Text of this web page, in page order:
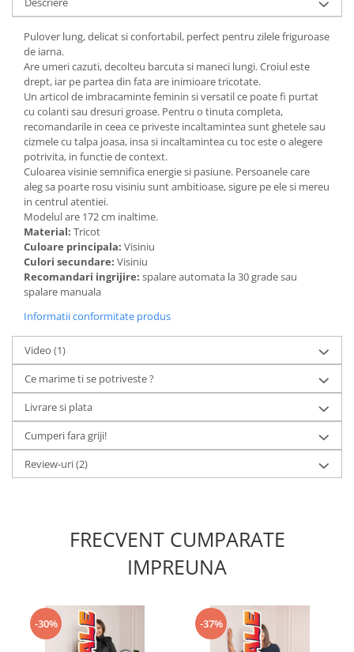
Pulover lung, delicat si confortabil, perfect pentru zilele friguroase
de iarna.
Are umeri cazuti, decolteu barcuta si maneci lungi. Croiul este
drept, iar pe partea din fata are inimioare tricotate.
Un articol de imbracaminte feminin si versatil ce poate fi purtat
cu colanti sau dresuri groase. Pentru o tinuta completa,
recomandarile in ceea ce priveste incaltamintea sunt ghetele sau
cizmele cu talpa joasa, insa si incaltamintea cu toc este o alegere
potrivita, in functie de context.
Culoarea visinie semnifica energie si pasiune. Persoanele care
aleg sa poarte rosu visiniu sunt ambitioase, sigure pe ele si mereu
in centrul atentiei.
Modelul are 172 cm inaltime.
Material: Tricot
Culoare principala: Visiniu
Culori secundare: Visiniu
Recomandari ingrijire: spalare automata la 30 grade sau
spalare manuala
Informatii conformitate produs
Video (1)
Ce marime ti se potriveste ?
Livrare si plata
Cumperi fara griji!
Review-uri(2)
FRECVENT CUMPARATE
IMPREUNA
-30% -37%